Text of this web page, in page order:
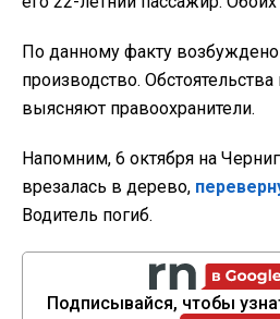
По данному факту
производство.
выясняют правоохранители.
Напомним, 6 октября на
врезалась в дерево,
Водитель погиб.
Подписывайся, чтобы